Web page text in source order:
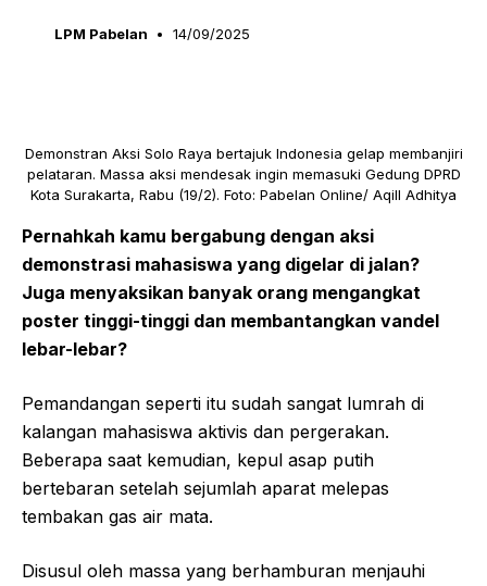
LPM Pabelan 14/09/2025
Demonstran Aksi Solo Raya bertajuk Indonesia gelap membanjiri
pelataran. Massa aksi mendesak ingin memasuki Gedung DPRD
Kota Surakarta, Rabu (19/2). Foto: Pabelan Online/ Aqill Adhitya
Pernahkah kamu bergabung dengan aksi
demonstrasi mahasiswa yang digelar di jalan?
Juga menyaksikan banyak orang mengangkat
poster tinggi-tinggi dan membantangkan vandel
lebar-lebar?
Pemandangan seperti itu sudah sangat lumrah di
kalangan mahasiswa aktivis dan pergerakan.
Beberapa saat kemudian, kepul asap putih
bertebaran setelah sejumlah aparat melepas
tembakan gas air mata.
Disusul oleh massa yang berhamburan menjauhi